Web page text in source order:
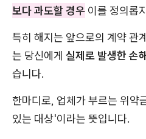
보다 과도할 경우 이를 정의롭
특히 해지는 앞으로의 계약 관
는 당신에게 실제로 발생한 손
습니다.
한마디로, 업체가 부르는 위약
있는 대상'이라는 뜻입니다.